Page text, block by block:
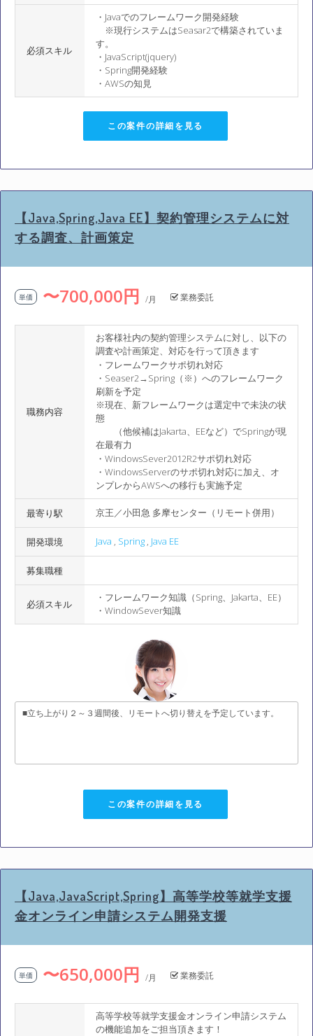
必須スキル
・Javaでのフレームワーク開発経験
※現行システムはSeasar2で構築されていま
す。
・JavaScript(jquery)
・Spring開発経験
・AWSの知見
この案件の詳細を見る
【Java,Spring,Java EE】契約管理システムに対
する調査、計画策定
単価 〜700,000円 /月 業務委託
職務内容
お客様社内の契約管理システムに対し、以下の
調査や計画策定、対応を行って頂きます
・フレームワークサポ切れ対応
・Seaser2→Spring（※）へのフレームワーク
刷新を予定
※現在、新フレームワークは選定中で未決の状
態
（他候補はJakarta、EEなど）でSpringが現
在最有力
・WindowsSever2012R2サポ切れ対応
・WindowsServerのサポ切れ対応に加え、オ
ンプレからAWSへの移行も実施予定
最寄り駅 京王／小田急 多摩センター（リモート併用）
開発環境 Java , Spring , Java EE
募集職種
必須スキル
・フレームワーク知識（Spring、Jakarta、EE）
・WindowSever知識
■立ち上がり２～３週間後、リモートへ切り替えを予定しています。
この案件の詳細を見る
【Java,JavaScript,Spring】高等学校等就学支援
金オンライン申請システム開発支援
単価 〜650,000円 /月 業務委託
高等学校等就学支援金オンライン申請システム
の機能追加をご担当頂きます！